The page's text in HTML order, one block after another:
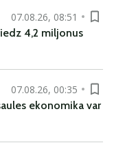
07.08.26, 08:51
4,2 miljonus
07.08.26, 00:35
ekonomika var